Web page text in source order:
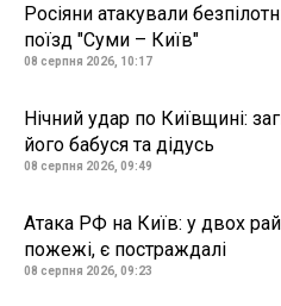
Росіяни атакували
поїзд "Суми – Київ"
08 серпня 2026, 10:17
Нічний удар по Київщині:
його бабуся та дідусь
08 серпня 2026, 09:49
Атака РФ на Київ: у двох
пожежі, є постраждалі
08 серпня 2026, 09:23